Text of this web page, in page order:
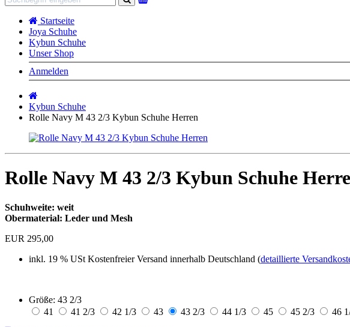
Suchen
Startseite
Joya Schuhe
Kybun Schuhe
Unser Shop
Anmelden
Kybun Schuhe
Rolle Navy M 43 2/3 Kybun Schuhe Herren
Rolle Navy M 43 2/3 Kybun Schuhe
Schuhweite: weit
Obermaterial: Leder und Mesh
EUR 295,00
inkl. 19 % USt Kostenfreier Versand innerhalb Deutschland (detaillierte
Größe: 43 2/3
41
41 2/3 42 1/3 43 43 2/3 44 1/3 45 45 2/3 46